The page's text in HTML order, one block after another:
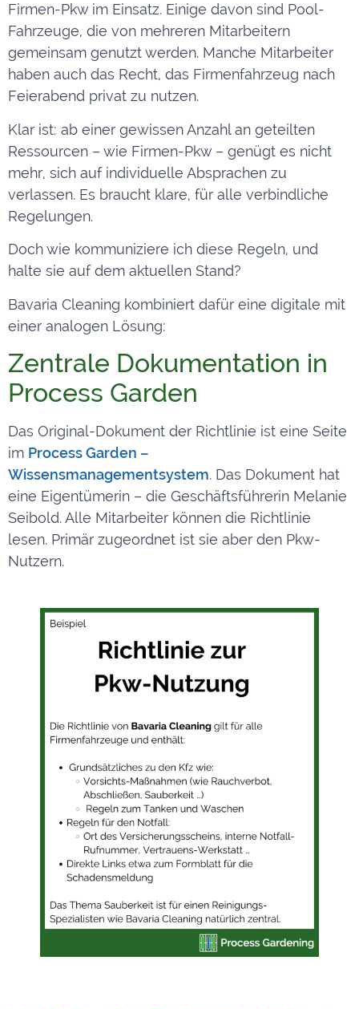
Firmen-Pkw im Einsatz. Einige davon sind Pool-
Fahrzeuge, die von mehreren Mitarbeitern
gemeinsam genutzt werden. Manche Mitarbeiter
haben auch das Recht, das Firmenfahrzeug nach
Feierabend privat zu nutzen.
Klar ist: ab einer gewissen Anzahl an geteilten
Ressourcen – wie Firmen-Pkw – genügt es nicht
mehr, sich auf individuelle Absprachen zu
verlassen. Es braucht klare, für alle verbindliche
Regelungen.
Doch wie kommuniziere ich diese Regeln, und
halte sie auf dem aktuellen Stand?
Bavaria Cleaning kombiniert dafür eine digitale mit
einer analogen Lösung:
Zentrale Dokumentation in
Process Garden
Das Original-Dokument der Richtlinie ist eine Seite
im Process Garden –
Wissensmanagementsystem. Das Dokument hat
eine Eigentümerin – die Geschäftsführerin Melanie
Seibold. Alle Mitarbeiter können die Richtlinie
lesen. Primär zugeordnet ist sie aber den Pkw-
Nutzern.